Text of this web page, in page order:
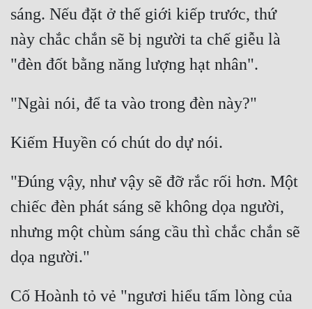
sáng. Nếu đặt ở thế giới kiếp trước, thứ
này chắc chắn sẽ bị người ta chế giễu là
"Đúng vậy, như vậy sẽ đỡ rắc rối hơn. Một
chiếc đèn phát sáng sẽ không dọa người,
nhưng một chùm sáng cầu thì chắc chắn sẽ
Cố Hoành tỏ vẻ "ngươi hiểu tấm lòng của